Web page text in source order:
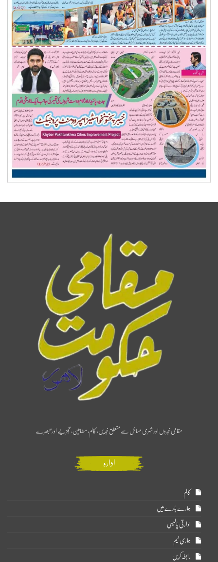
مقامی خبروں اور شہری مسائل سے متعلق خبریں، کالم، مضامین، تجزیے اور تبصرے
ادارہ
کالم
ہمارے بارے میں
ادارتی پالیسی
ہماری ٹیم
رابطہ کریں